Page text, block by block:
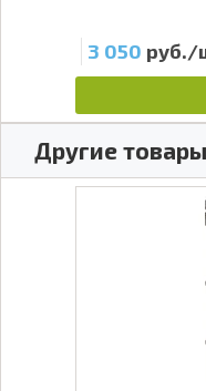
3 050 руб./
Другие